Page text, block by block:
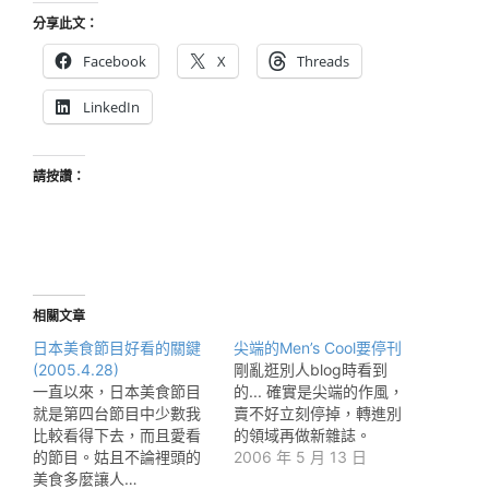
分享此文：
Facebook X Threads
LinkedIn
請按讚：
相關文章
日本美食節目好看的關鍵
(2005.4.28)
一直以來，日本美食節目
就是第四台節目中少數我
比較看得下去，而且愛看
的節目。姑且不論裡頭的
美食多麼讓人…
尖端的Men’s Cool要停刊
剛亂逛別人blog時看到
的... 確實是尖端的作風，
賣不好立刻停掉，轉進別
的領域再做新雜誌。
2006 年 5 月 13 日